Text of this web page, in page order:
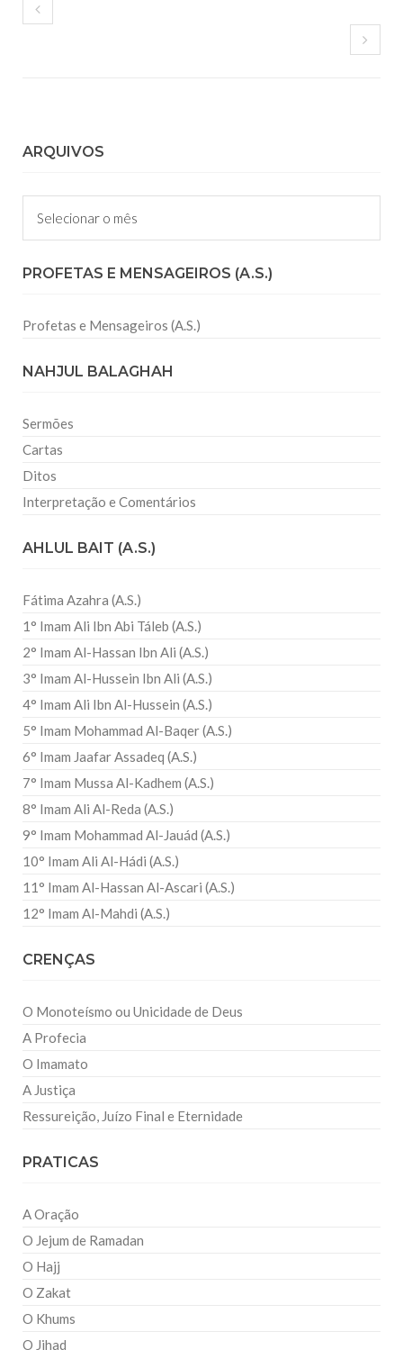
ARQUIVOS
Arquivos
PROFETAS E MENSAGEIROS (A.S.)
Profetas e Mensageiros (A.S.)
NAHJUL BALAGHAH
Sermões
Cartas
Ditos
Interpretação e Comentários
AHLUL BAIT (A.S.)
Fátima Azahra (A.S.)
1° Imam Ali Ibn Abi Táleb (A.S.)
2° Imam Al-Hassan Ibn Ali (A.S.)
3° Imam Al-Hussein Ibn Ali (A.S.)
4° Imam Ali Ibn Al-Hussein (A.S.)
5° Imam Mohammad Al-Baqer (A.S.)
6° Imam Jaafar Assadeq (A.S.)
7° Imam Mussa Al-Kadhem (A.S.)
8° Imam Ali Al-Reda (A.S.)
9° Imam Mohammad Al-Jauád (A.S.)
10° Imam Ali Al-Hádi (A.S.)
11° Imam Al-Hassan Al-Ascari (A.S.)
12° Imam Al-Mahdi (A.S.)
CRENÇAS
O Monoteísmo ou Unicidade de Deus
A Profecia
O Imamato
A Justiça
Ressureição, Juízo Final e Eternidade
PRATICAS
A Oração
O Jejum de Ramadan
O Hajj
O Zakat
O Khums
O Jihad